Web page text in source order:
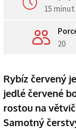
15 minut
20
Rybíz červený
jedlé červené
rostou na
Samotný